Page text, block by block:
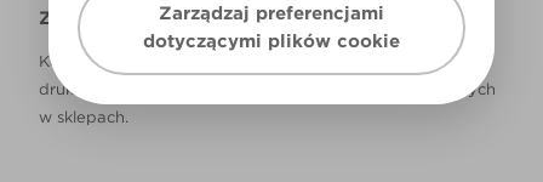
Zarządzaj preferencjami
dotyczącymi plików cookie
Zastrzeżenie
Kolory, które są widoczne na monitorze i/lub kolory
drukowane, mogą się różnić od rzeczywistych, dostępnych
w sklepach.